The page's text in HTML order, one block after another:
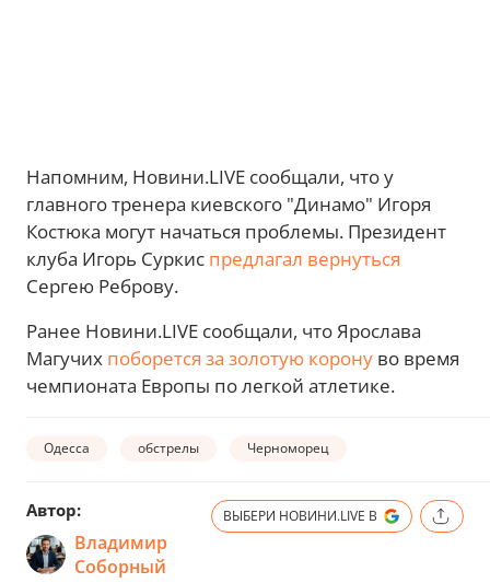
Напомним, Новини.LIVE сообщали, что у
главного тренера киевского "Динамо" Игоря
Костюка могут начаться проблемы. Президент
клуба Игорь Суркис предлагал вернуться
Сергею Реброву.
Ранее Новини.LIVE сообщали, что Ярослава
Магучих поборется за золотую корону во время
чемпионата Европы по легкой атлетике.
Одесса обстрелы Черноморец
Автор:
Владимир
Соборный
ВЫБЕРИ НОВИНИ.LIVE В